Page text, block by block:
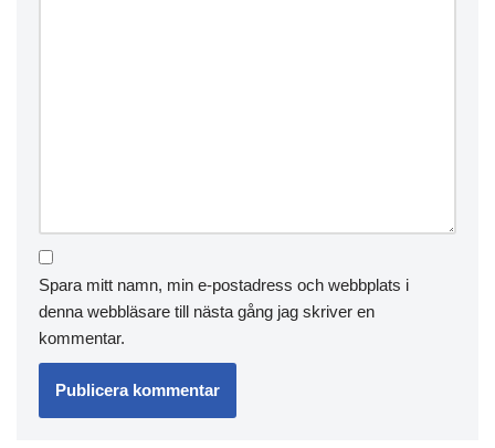
Spara mitt namn, min e-postadress och webbplats i
denna webbläsare till nästa gång jag skriver en
kommentar.